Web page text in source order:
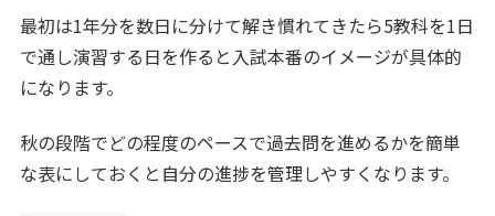
最初は1年分を数日に分けて解き慣れてきたら5教科を1日
で通し演習する日を作ると入試本番のイメージが具体的
になります。
秋の段階でどの程度のペースで過去問を進めるかを簡単
な表にしておくと自分の進捗を管理しやすくなります。